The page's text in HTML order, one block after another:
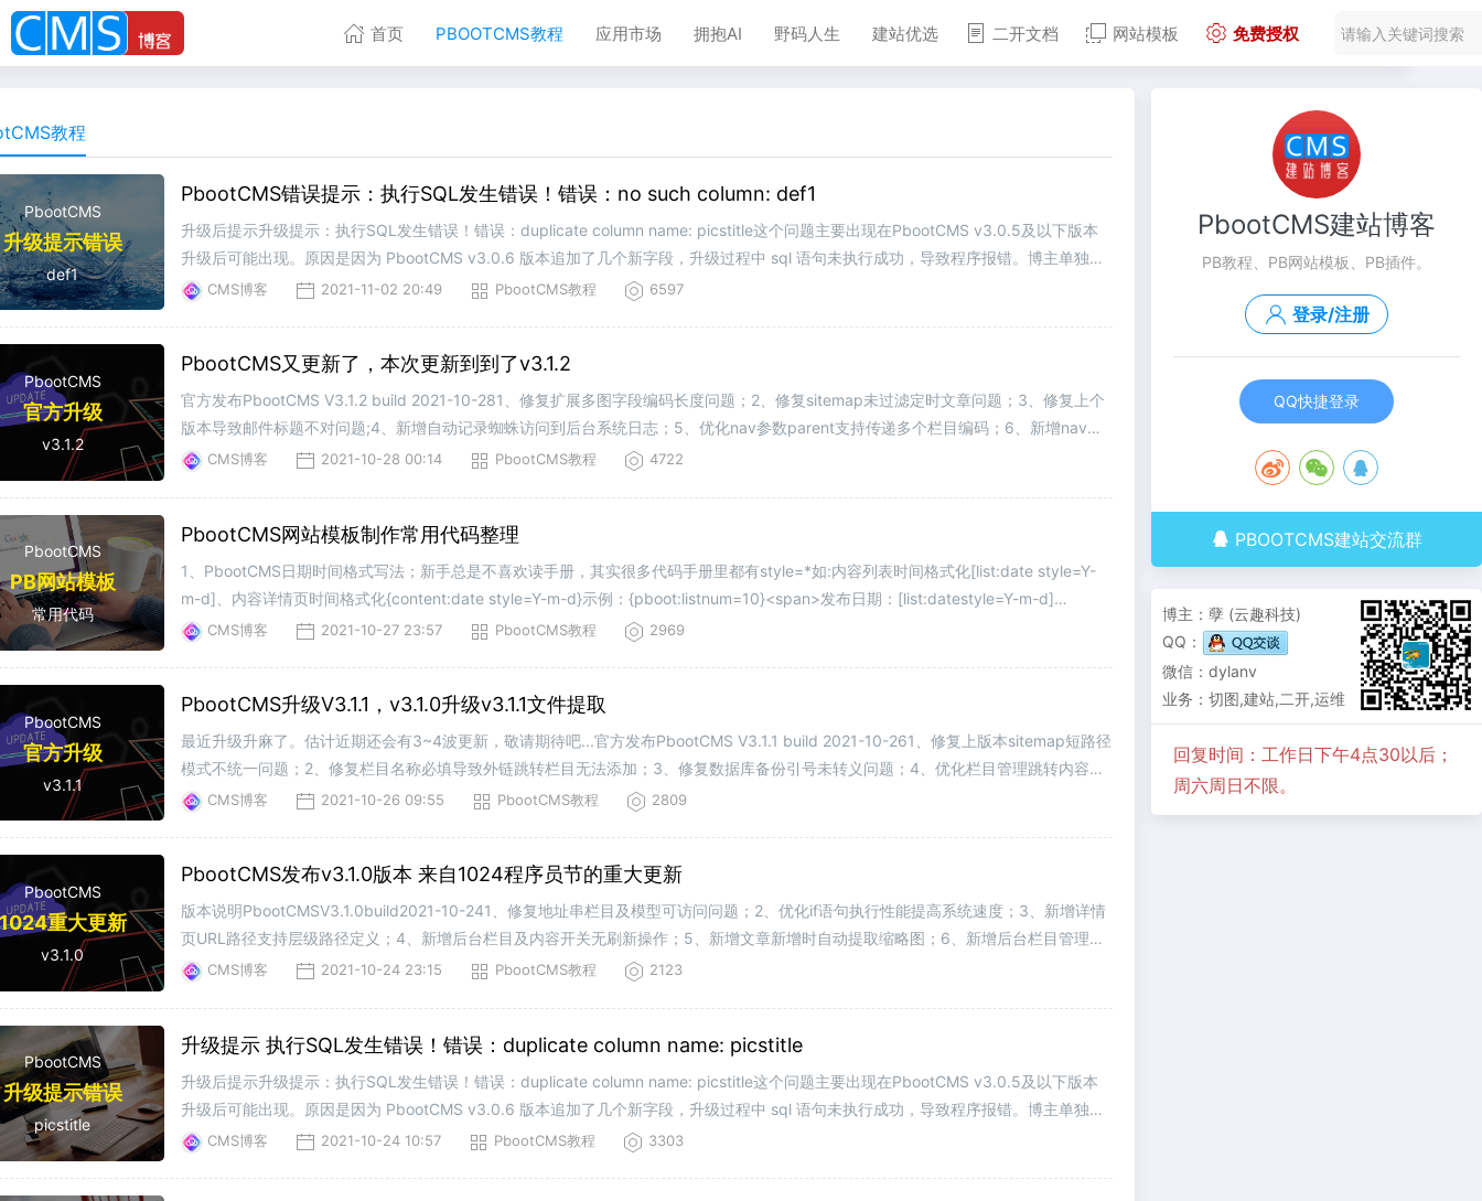
首页 PBOOTCMS教程 应用市场 拥抱AI 野码人生 建站优选 二开文档 网站模板 免费授权
PbootCMS建站博客
PB教程、PB网站模板、PB插件。
登录/注册
QQ快捷登录
PBOOTCMS建站交流群
博主：孽 (云趣科技)
QQ：
微信：dylanv
业务：切图,建站,二开,运维
回复时间：工作日下午4点30以后；
周六周日不限。
教程
PbootCMS
升级提示错误
def1
PbootCMS错误提示：执行SQL发生错误！错误：no such column: def1
升级后提示升级提示：执行SQL发生错误！错误：duplicate column name: picstitle这个问题主要出现在PbootCMS v3.0.5及以下版本
升级后可能出现。原因是因为 PbootCMS v3.0.6 版本追加了几个新字段，升级过程中 sql 语句未执行成功，导致程序报错。博主单独提
取了2个版本的sql语句供各位手动操作。Mysql---------------
CMS博客 2021-11-02 20:49 PbootCMS教程 6597
PbootCMS
官方升级
v3.1.2
PbootCMS又更新了，本次更新到到了v3.1.2
官方发布PbootCMS V3.1.2 build 2021-10-281、修复扩展多图字段编码长度问题；2、修复sitemap未过滤定时文章问题；3、修复上个
版本导致邮件标题不对问题;4、新增自动记录蜘蛛访问到后台系统日志；5、优化nav参数parent支持传递多个栏目编码；6、新增nav参
数scode='1,2,3'方式限
CMS博客 2021-10-28 00:14 PbootCMS教程 4722
PbootCMS
PB网站模板
常用代码
PbootCMS网站模板制作常用代码整理
1、PbootCMS日期时间格式写法；新手总是不喜欢读手册，其实很多代码手册里都有style=*如:内容列表时间格式化[list:date style=Y-
m-d]、内容详情页时间格式化{content:date style=Y-m-d}示例：{pboot:listnum=10}<span>发布日期：[list:datestyle=Y-m-d]
</span>{/pboot:list}
CMS博客 2021-10-27 23:57 PbootCMS教程 2969
PbootCMS
官方升级
v3.1.1
PbootCMS升级V3.1.1，v3.1.0升级v3.1.1文件提取
最近升级升麻了。估计近期还会有3~4波更新，敬请期待吧...官方发布PbootCMS V3.1.1 build 2021-10-261、修复上版本sitemap短路径
模式不统一问题；2、修复栏目名称必填导致外链跳转栏目无法添加；3、修复数据库备份引号未转义问题；4、优化栏目管理跳转内容支
持跳转指定子栏目；5、优化会话清
CMS博客 2021-10-26 09:55 PbootCMS教程 2809
PbootCMS
重大更新
v3.1.0
PbootCMS发布v3.1.0版本 来自1024程序员节的重大更新
版本说明PbootCMSV3.1.0build2021-10-241、修复地址串栏目及模型可访问问题；2、优化if语句执行性能提高系统速度；3、新增详情
页URL路径支持层级路径定义；4、新增后台栏目及内容开关无刷新操作；5、新增文章新增时自动提取缩略图；6、新增后台栏目管理跳
转文章链接；7、新增文章扩展字段多图类型的支持；
CMS博客 2021-10-24 23:15 PbootCMS教程 2123
PbootCMS
升级提示错误
picstitle
升级提示 执行SQL发生错误！错误：duplicate column name: picstitle
升级后提示升级提示：执行SQL发生错误！错误：duplicate column name: picstitle这个问题主要出现在PbootCMS v3.0.5及以下版本
升级后可能出现。原因是因为 PbootCMS v3.0.6 版本追加了几个新字段，升级过程中 sql 语句未执行成功，导致程序报错。博主单独提
取了2个版本的sql语句供各位手动操作。Mysql---------------
CMS博客 2021-10-24 10:57 PbootCMS教程 3303